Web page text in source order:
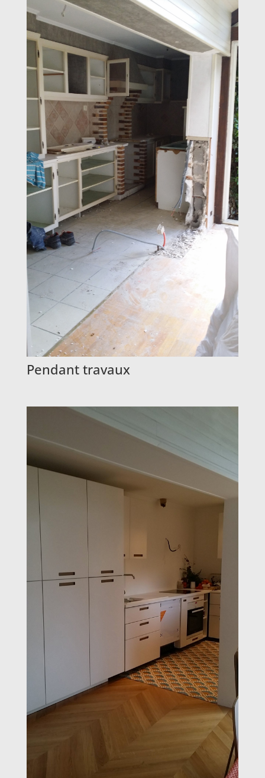
Pendant travaux